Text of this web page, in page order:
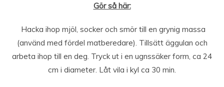
Gör så här:
Hacka ihop mjöl, socker och smör till en grynig massa
(använd med fördel matberedare). Tillsätt äggulan och
arbeta ihop till en deg. Tryck ut i en ugnssäker form, ca 24
cm i diameter. Låt vila i kyl ca 30 min.